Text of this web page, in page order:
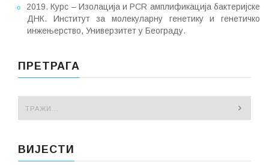
2019. Курс – Изолација и PCR амплификациjа бактеријске
ДНК. Институт за молекуларну генетику и генетичко
инжењерство, Универзитет у Београду.
ПРЕТРАГА
ВИЈЕСТИ